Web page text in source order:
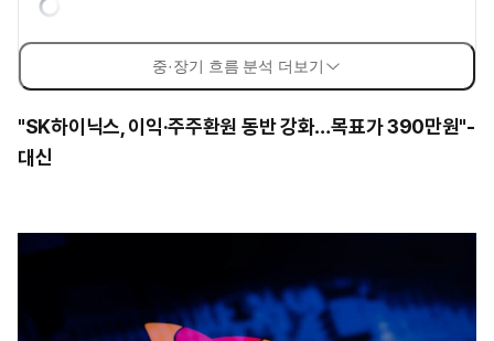
중·장기 흐름 분석 더보기
"SK하이닉스, 이익·주주환원 동반 강화…목표가 390만원"-
대신